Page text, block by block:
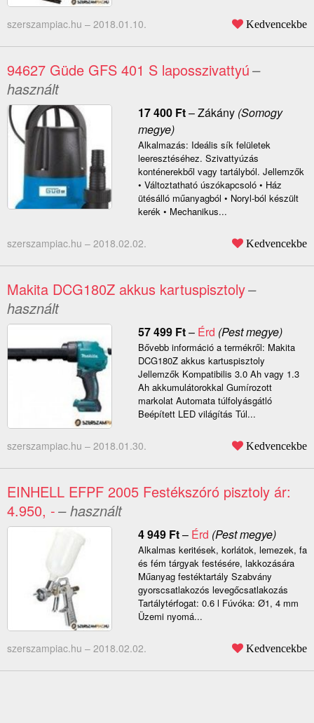
szerszampiac.hu – 2018.01.10. Kedvencekbe
94627 Güde GFS 401 S laposszivattyú–
használt
17 400 Ft–Zákány(Somogy
megye)
Alkalmazás: Ideális sík felületek
leeresztéséhez. Szivattyúzás
konténerekből vagy tartályból. Jellemzők
• Változtatható úszókapcsoló • Ház
ütésálló műanyagból • Noryl-ból készült
kerék • Mechanikus...
szerszampiac.hu – 2018.02.02. Kedvencekbe
Makita DCG180Z akkus kartuspisztoly–
használt
57 499 Ft– Érd (Pest megye)
Bővebb információ a termékről: Makita
DCG180Z akkus kartuspisztoly
Jellemzők Kompatibilis 3.0 Ah vagy 1.3
Ah akkumulátorokkal Gumírozott
markolat Automata túlfolyásgátló
Beépített LED világítás Túl...
szerszampiac.hu – 2018.01.30. Kedvencekbe
EINHELL EFPF 2005 Festékszóró pisztoly ár:
4.950, -– használt
4 949 Ft– Érd (Pest megye)
Alkalmas keritések, korlátok, lemezek, fa
és fém tárgyak festésére, lakkozására
Műanyag festéktartály Szabvány
gyorscsatlakozós levegőcsatlakozás
Tartálytérfogat: 0.6 l Fúvóka: Ø1, 4 mm
Üzemi nyomá...
szerszampiac.hu – 2018.02.02. Kedvencekbe